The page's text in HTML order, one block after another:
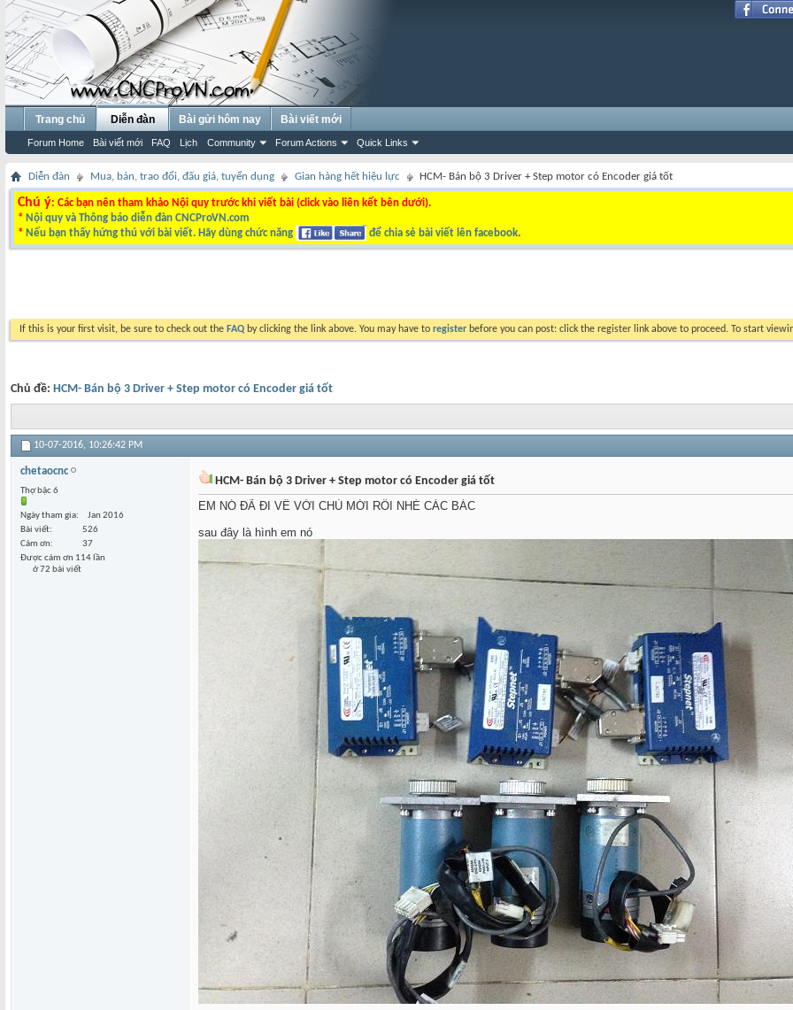
Trang chủ Diễn đàn
Forum Home Bài viết mới FAQ Lịch Community Forum Actions Quick Links
Bài gửi hôm nay Bài viết mới
Diễn đàn Mua, bán, trao đổi, đấu giá, tuyển dụng Gian hàng hết hiệu lực HCM- Bán bộ 3 Driver + Step motor có Encoder giá tốt
Chú ý: Các bạn nên tham khảo Nội quy trước khi viết bài (click vào liên kết bên dưới).
* Nội quy và Thông báo diễn đàn CNCProVN.com
* Nếu bạn thấy hứng thú với bài viết. Hãy dùng chức năng để chia sẻ bài viết lên facebook.
If this is your first visit, be sure to check out the FAQ by clicking the link above. You may have to register before you can post: click the register link above to proceed. To start
Chủ đề: HCM- Bán bộ 3 Driver + Step motor có Encoder giá tốt
10-07-2016, 10:26:42 PM
chetaocnc
Thợ bậc 6
Ngày tham gia
Jan 2016
Bài viết
526
Cám ơn
37
Được cám ơn 114 lần
ở 72 bài viết
HCM- Bán bộ 3 Driver + Step motor có Encoder giá tốt
EM NÓ ĐÃ ĐI VỀ VỚI CHỦ MỚI RỒI NHÉ CÁC BÁC
sau đây là hình em nó